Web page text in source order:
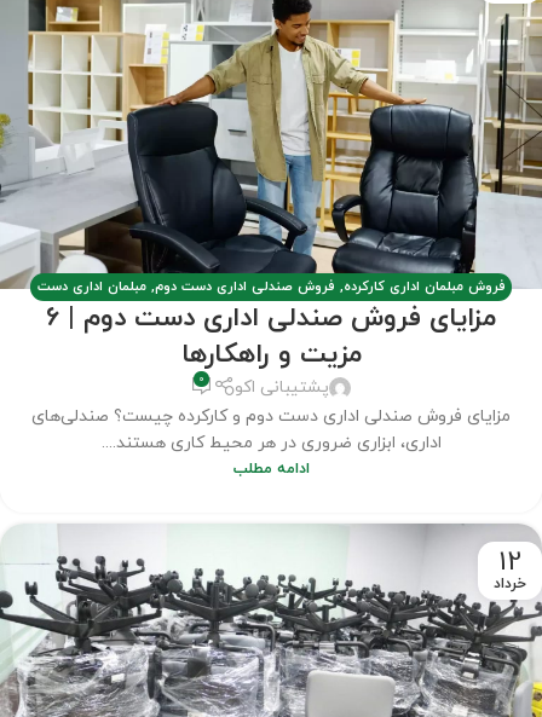
فروش مبلمان اداری کارکرده, فروش صندلی اداری دست دوم,مبلمان اداری دست
دوم
مطالب
مزایای فروش صندلی اداری دست دوم | 6
مزیت و راهکارها
پشتیبانی اکو 0
مزایای فروش صندلی اداری دست دوم و کارکرده چیست؟ صندلی‌های
اداری، ابزاری ضروری در هر محیط کاری هستند....
ادامه مطلب
12
خرداد